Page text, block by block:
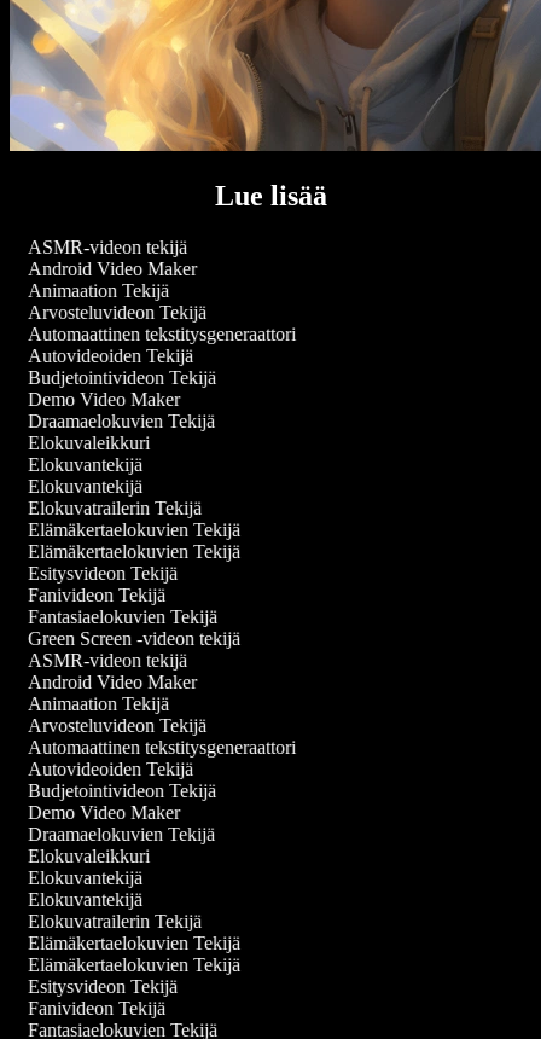
Lue lisää
ASMR-videon tekijä
Android Video Maker
Animaation Tekijä
Arvosteluvideon Tekijä
Automaattinen tekstitysgeneraattori
Autovideoiden Tekijä
Budjetointivideon Tekijä
Demo Video Maker
Draamaelokuvien Tekijä
Elokuvaleikkuri
Elokuvantekijä
Elokuvantekijä
Elokuvatrailerin Tekijä
Elämäkertaelokuvien Tekijä
Elämäkertaelokuvien Tekijä
Esitysvideon Tekijä
Fanivideon Tekijä
Fantasiaelokuvien Tekijä
Green Screen -videon tekijä
ASMR-videon tekijä
Android Video Maker
Animaation Tekijä
Arvosteluvideon Tekijä
Automaattinen tekstitysgeneraattori
Autovideoiden Tekijä
Budjetointivideon Tekijä
Demo Video Maker
Draamaelokuvien Tekijä
Elokuvaleikkuri
Elokuvantekijä
Elokuvantekijä
Elokuvatrailerin Tekijä
Elämäkertaelokuvien Tekijä
Elämäkertaelokuvien Tekijä
Esitysvideon Tekijä
Fanivideon Tekijä
Fantasiaelokuvien Tekijä